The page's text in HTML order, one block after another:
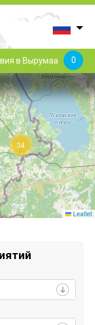
в Вырумаа 0
34
Leaflet